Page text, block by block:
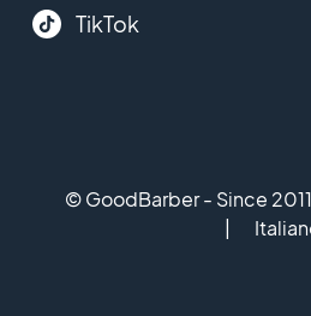
TikTok
© GoodBarber - Since